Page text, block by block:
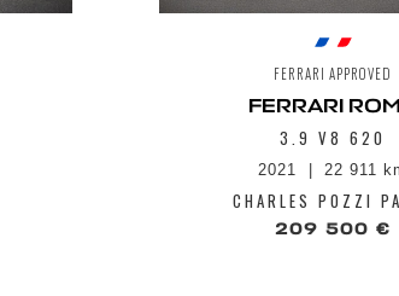
FERRARI APPROVED
FERRARI
3.9 V8 620
2021 22 911
CHARLES POZZI
209 500 €